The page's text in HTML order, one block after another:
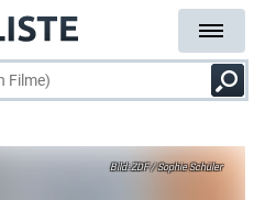
ZDF / Sophie Schüler